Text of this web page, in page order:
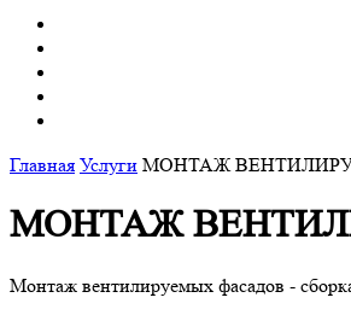
Главная Услуги МОНТАЖ
МОНТАЖ
Монтаж вентилируемых фасадов -